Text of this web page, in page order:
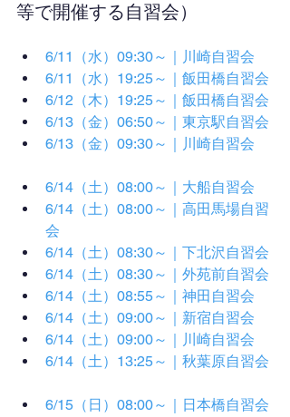
等で開催する自習会）
6/11（水）09:30～｜川崎自習会
6/11（水）19:25～｜飯田橋自習会
6/12（木）19:25～｜飯田橋自習会
6/13（金）06:50～｜東京駅自習会
6/13（金）09:30～｜川崎自習会
6/14（土）08:00～｜大船自習会
6/14（土）08:00～｜高田馬場自習
会
6/14（土）08:30～｜下北沢自習会
6/14（土）08:30～｜外苑前自習会
6/14（土）08:55～｜神田自習会
6/14（土）09:00～｜新宿自習会
6/14（土）09:00～｜川崎自習会
6/14（土）13:25～｜秋葉原自習会
6/15（日）08:00～｜日本橋自習会